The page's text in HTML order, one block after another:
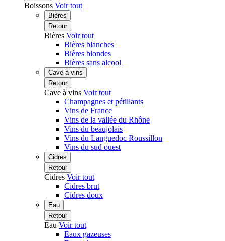
Boissons Voir tout
Bières
Retour
Bières Voir tout
Bières blanches
Bières blondes
Bières sans alcool
Cave à vins
Retour
Cave à vins Voir tout
Champagnes et pétillants
Vins de France
Vins de la vallée du Rhône
Vins du beaujolais
Vins du Languedoc Roussillon
Vins du sud ouest
Cidres
Retour
Cidres Voir tout
Cidres brut
Cidres doux
Eau
Retour
Eau Voir tout
Eaux gazeuses